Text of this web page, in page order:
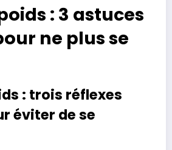
: 3 astuces
ne plus se
: trois réflexes
éviter de se